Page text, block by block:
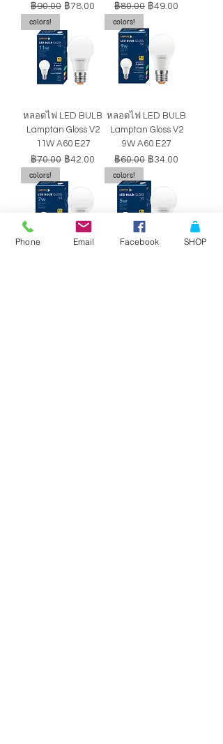
ราคาปกติ
฿90.00 ราคาขายลด
฿78.00
ราคาปกติ
฿80.00 ราคาขายลด
฿49.00
colors!
หลอดไฟ LED BULB
Lamptan Gloss V2
11W A60 E27
ราคาปกติ
฿70.00 ราคาขายลด
฿42.00
colors!
หลอดไฟ LED BULB
Lamptan Gloss V2
9W A60 E27
ราคาปกติ
฿60.00 ราคาขายลด
฿34.00
colors!
colors!
Phone Email Facebook SHOP